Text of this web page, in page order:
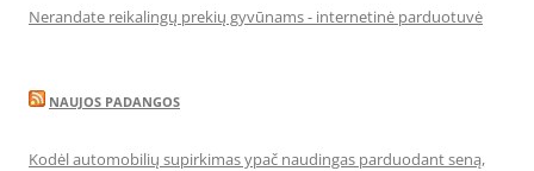
Nerandate reikalingų prekių gyvūnams - internetinė parduotuvė
NAUJOS PADANGOS
Kodėl automobilių supirkimas ypač naudingas parduodant seną,